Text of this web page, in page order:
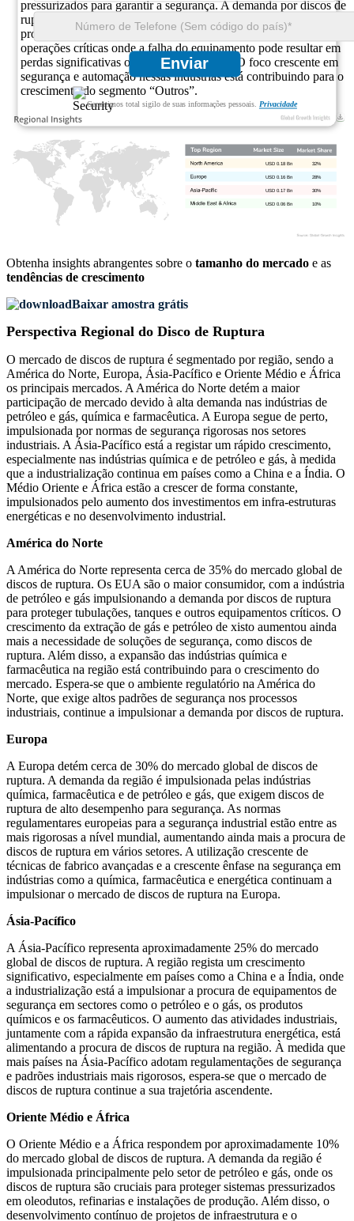
Enviar
Garantimos total sigilo de suas informações pessoais. Privacidade
pressurizados para garantir a segurança. A demanda por discos de
ruptura nessas indústrias é impulsionada pela necessidade de
proteção confiável contra sobrepressão, especialmente em
operações críticas onde a falha do equipamento pode resultar em
perdas significativas ou riscos à segurança. O foco crescente em
segurança e automação nessas indústrias está contribuindo para o
crescimento do segmento “Outros”.
10%
USD 0.06 Bn
30%
USD 0.17 Bn
28%
USD 0.16 Bn
32%
USD 0.18 Bn
Obtenha insights abrangentes sobre o tamanho do mercado e as
tendências de crescimento
Baixar amostra grátis
Perspectiva Regional do Disco de Ruptura
O mercado de discos de ruptura é segmentado por região, sendo a
América do Norte, Europa, Ásia-Pacífico e Oriente Médio e África
os principais mercados. A América do Norte detém a maior
participação de mercado devido à alta demanda nas indústrias de
petróleo e gás, química e farmacêutica. A Europa segue de perto,
impulsionada por normas de segurança rigorosas nos setores
industriais. A Ásia-Pacífico está a registar um rápido crescimento,
especialmente nas indústrias química e de petróleo e gás, à medida
que a industrialização continua em países como a China e a Índia. O
Médio Oriente e África estão a crescer de forma constante,
impulsionados pelo aumento dos investimentos em infra-estruturas
energéticas e no desenvolvimento industrial.
América do Norte
A América do Norte representa cerca de 35% do mercado global de
discos de ruptura. Os EUA são o maior consumidor, com a indústria
de petróleo e gás impulsionando a demanda por discos de ruptura
para proteger tubulações, tanques e outros equipamentos críticos. O
crescimento da extração de gás e petróleo de xisto aumentou ainda
mais a necessidade de soluções de segurança, como discos de
ruptura. Além disso, a expansão das indústrias química e
farmacêutica na região está contribuindo para o crescimento do
mercado. Espera-se que o ambiente regulatório na América do
Norte, que exige altos padrões de segurança nos processos
industriais, continue a impulsionar a demanda por discos de ruptura.
Europa
A Europa detém cerca de 30% do mercado global de discos de
ruptura. A demanda da região é impulsionada pelas indústrias
química, farmacêutica e de petróleo e gás, que exigem discos de
ruptura de alto desempenho para segurança. As normas
regulamentares europeias para a segurança industrial estão entre as
mais rigorosas a nível mundial, aumentando ainda mais a procura de
discos de ruptura em vários setores. A utilização crescente de
técnicas de fabrico avançadas e a crescente ênfase na segurança em
indústrias como a química, farmacêutica e energética continuam a
impulsionar o mercado de discos de ruptura na Europa.
Ásia-Pacífico
A Ásia-Pacífico representa aproximadamente 25% do mercado
global de discos de ruptura. A região regista um crescimento
significativo, especialmente em países como a China e a Índia, onde
a industrialização está a impulsionar a procura de equipamentos de
segurança em sectores como o petróleo e o gás, os produtos
químicos e os farmacêuticos. O aumento das atividades industriais,
juntamente com a rápida expansão da infraestrutura energética, está
alimentando a procura de discos de ruptura na região. À medida que
mais países na Ásia-Pacífico adotam regulamentações de segurança
e padrões industriais mais rigorosos, espera-se que o mercado de
discos de ruptura continue a sua trajetória ascendente.
Oriente Médio e África
O Oriente Médio e a África respondem por aproximadamente 10%
do mercado global de discos de ruptura. A demanda da região é
impulsionada principalmente pelo setor de petróleo e gás, onde os
discos de ruptura são cruciais para proteger sistemas pressurizados
em oleodutos, refinarias e instalações de produção. Além disso, o
desenvolvimento contínuo de projetos de infraestrutura e o